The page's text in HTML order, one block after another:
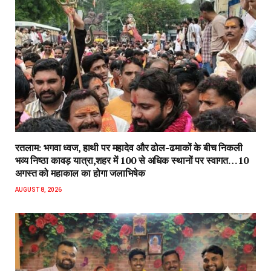
रतलाम: भगवा ध्वज, हाथी पर महादेव और ढोल-ढमाकों के बीच निकली
भव्य निष्ठा कावड़ यात्रा,शहर में 100 से अधिक स्थानों पर स्वागत…10
अगस्त को महाकाल का होगा जलाभिषेक
AUGUST 8, 2026